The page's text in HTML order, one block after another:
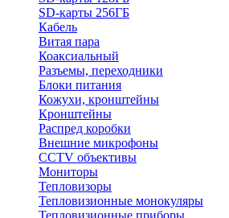
SD-карты 256ГБ
Кабель
Витая пара
Коаксиальный
Разъемы, переходники
Блоки питания
Кожухи, кронштейны
Кронштейны
Распред коробки
Внешние микрофоны
CCTV объективы
Мониторы
Тепловизоры
Тепловизионные монокуляры
Тепловизионные приборы